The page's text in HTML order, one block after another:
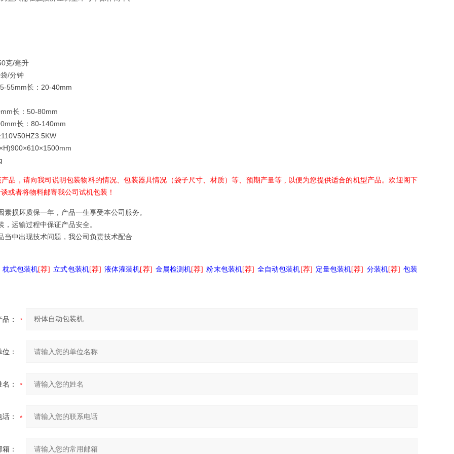
克/毫升
/分钟
55mm长：20-40mm
长：50-80mm
长：80-140mm
品，请向我司说明包装物料的情况、包装器具情况（袋子尺寸、材质）等、预期产量等 , 以便为您提供适合的机型产品。欢迎阁下
或者将物料邮寄我公司试机包装！
素损坏质保一年，产品一生享受本公司服务。
，运输过程中保证产品安全。
当中出现技术问题，我公司负责技术配合
枕式包装机[荐] 立式包装机[荐] 液体灌装机[荐] 金属检测机[荐] 粉末包装机[荐] 全自动包装机 [荐] 定量包装机[荐] 分装机[荐] 包装
品：
：
：
：
：